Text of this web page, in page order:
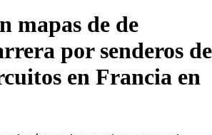
mapas de de
por senderos de
en Francia en